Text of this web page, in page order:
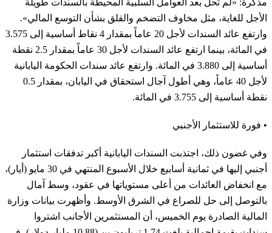
الأجل للغاية، مثل مخاوف التضخم والقلق بشأن التوسع المالي».
وارتفع عائد السندات لأجل 20 عاماً بمقدار 4 نقاط أساسية إلى 3.575
في المائة، بينما ارتفع عائد السندات لأجل 30 عاماً بمقدار 2.5 نقطة
أساسية إلى 3.880 في المائة. وارتفع عائد سندات الحكومة اليابانية
لأجل 40 عاماً، وهي أطول آجال استحقاق في اليابان، بمقدار 0.5
نقطة أساسية إلى 3.755 في المائة.
• فورة للاستثمار الأجنبي
وفي غضون ذلك، اجتذبت السندات اليابانية أكبر تدفقات استثمار
أجنبي إليها في ثمانية أسابيع خلال الأسبوع المنتهي في 30 مايو (أيار)،
مع انخفاض العائدات من أعلى مستوياتها في عقود، وسط آمال
بالتوصل إلى حل للصراع في الشرق الأوسط. وأظهرت بيانات وزارة
المالية الصادرة يوم الخميس، أن المستثمرين الأجانب اشتروا